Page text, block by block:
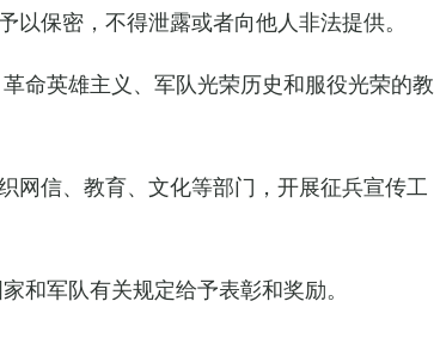
保密，不得泄露或者向他人非法提供。
命英雄主义、军队光荣历史和服役光荣的教
网信、教育、文化等部门，开展征兵宣传工
和军队有关规定给予表彰和奖励。